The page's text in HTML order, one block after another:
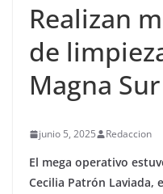
Realizan
de
Magna Sur
junio 5, 2025 Redaccion
El mega operativo
Cecilia Patrón Laviada,